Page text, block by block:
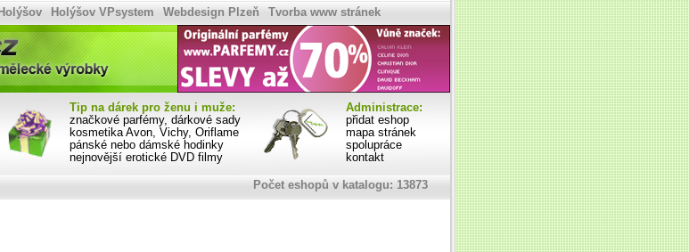
Holýšov VPsystem Webdesign Plzeň Tvorba www stránek
Tip na dárek pro ženu i muže:
značkové parfémy, dárkové sady
kosmetika Avon, Vichy, Oriflame
pánské nebo dámské hodinky
nejnovější erotické DVD filmy
Administrace:
přidat eshop
mapa stránek
spolupráce
kontakt
Počet eshopů v katalogu: 13873